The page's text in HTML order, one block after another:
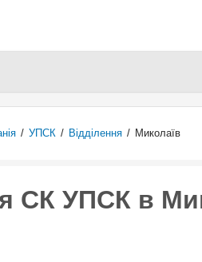
/ УПСК / Відділення / Миколаїв
СК УПСК в